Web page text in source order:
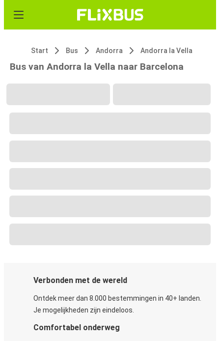
Start Bus Andorra Andorra la Vella
Bus van Andorra la Vella naar Barcelona
Verbonden met de wereld
Ontdek meer dan 8.000 bestemmingen in 40+ landen.
Je mogelijkheden zijn eindeloos.
Comfortabel onderweg